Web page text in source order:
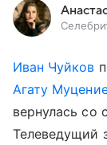
Иван Чуйков
Агату
вернулась со
Телеведущий